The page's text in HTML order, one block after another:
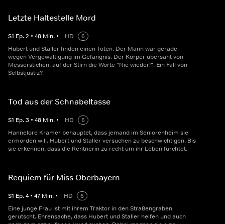
Letzte Haltestelle Mord
S1 Ep.2 • 48 Min. • HD
6
Hubert und Staller finden einen Toten. Der Mann war gerade
wegen Vergewaltigung im Gefängnis. Der Körper übersäht von
Messerstichen, auf der Stirn die Worte "Nie wieder!". Ein Fall von
Selbstjustiz?
Tod aus der Schnabeltasse
S1 Ep.3 • 48 Min. • HD
6
Hannelore Kramer behauptet, dass jemand im Seniorenheim sie
ermorden will. Hubert und Staller versuchen zu beschwichtigen. Bis
sie erkennen, dass die Rentnerin zu recht um ihr Leben fürchtet.
Requiem für Miss Oberbayern
S1 Ep.4 • 47 Min. • HD
6
Eine junge Frau ist mit ihrem Traktor in den Straßengraben
gerutscht. Ehrensache, dass Hubert und Staller helfen und auch